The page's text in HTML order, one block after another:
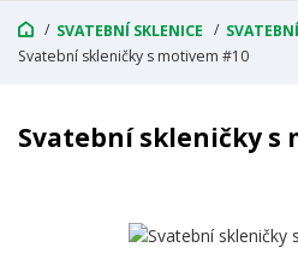
SVATEBNÍ SKLENICE
Svatební skleničky s motivem #10
Svatební skleničky s